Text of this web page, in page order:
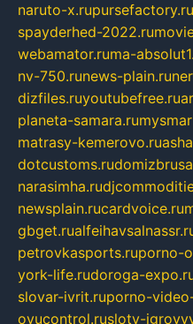
naruto-x.rupursefactory.ru
spayderhed-2022.ru
webamator.ruma-
nv-750.runews-plain.ru
dizfiles.ruyoutubefree.ru
planeta-samara.ru
matrasy-kemerovo.ru
dotcustoms.ru
narasimha.ru
newsplain.rucardvoice.ru
gbget.ru
petrovkasports.ruporno-
york-life.rudoroga-
slovar-ivrit.ruporno-
ovucontrol.rusloty-